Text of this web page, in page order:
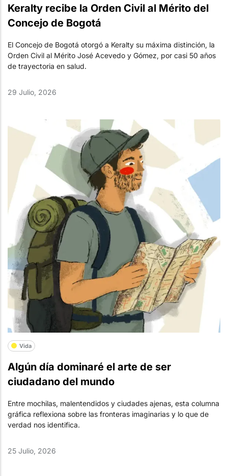
Keralty recibe la Orden Civil al Mérito del
Concejo de Bogotá
El Concejo de Bogotá otorgó a Keralty su máxima distinción, la
Orden Civil al Mérito José Acevedo y Gómez, por casi 50 años
de trayectoria en salud.
29 Julio, 2026
Vida
Algún día dominaré el arte de ser
ciudadano del mundo
Entre mochilas, malentendidos y ciudades ajenas, esta columna
gráfica reflexiona sobre las fronteras imaginarias y lo que de
verdad nos identifica.
25 Julio, 2026